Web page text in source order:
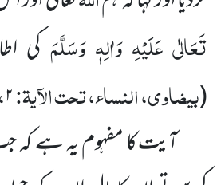
تَعَالٰی عَلَیْہِ وَاٰلِہٖ وَسَلَّمَ کی
(بیضاوی، النساء، تحت الآیۃ:۲،
آیت کا مفہوم یہ ہے کہ